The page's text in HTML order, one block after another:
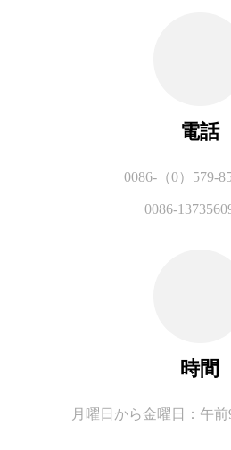
電話
0086-（0）579-
0086-
時間
月曜日から金曜日：午